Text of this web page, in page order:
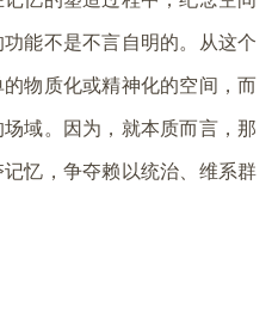
能不是不言自明的。从这个
物质化或精神化的空间，而
域。因为，就本质而言，那
忆，争夺赖以统治、维系群